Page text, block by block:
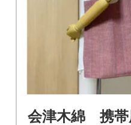
会津木綿 携帯